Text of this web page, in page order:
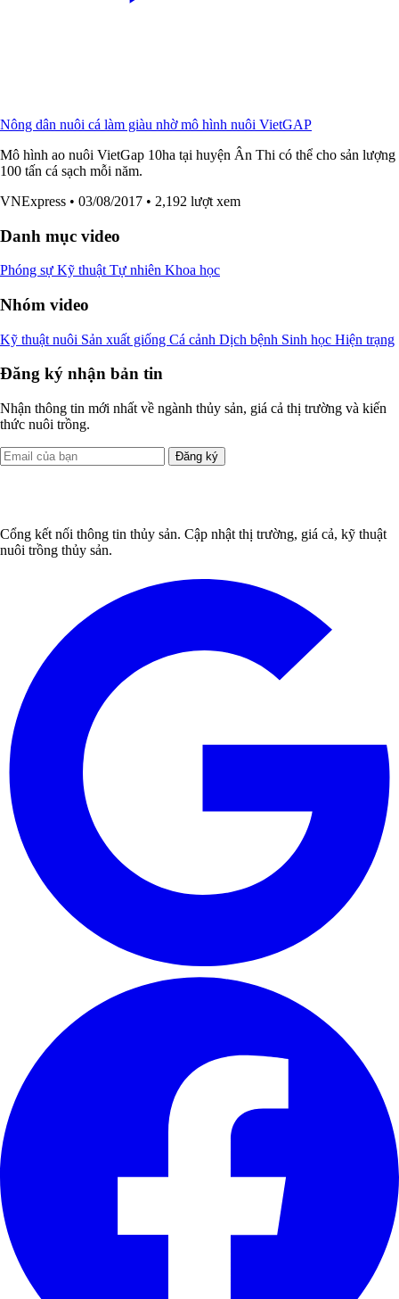
Nông dân nuôi cá làm giàu nhờ mô hình nuôi VietGAP
Mô hình ao nuôi VietGap 10ha tại huyện Ân Thi có thể cho sản lượng
100 tấn cá sạch mỗi năm.
VNExpress • 03/08/2017 • 2,192 lượt xem
Danh mục video
Phóng sự Kỹ thuật Tự nhiên Khoa học
Nhóm video
Kỹ thuật nuôi Sản xuất giống Cá cảnh Dịch bệnh Sinh học Hiện trạng
Đăng ký nhận bản tin
Nhận thông tin mới nhất về ngành thủy sản, giá cả thị trường và kiến
thức nuôi trồng.
Đăng ký
Cổng kết nối thông tin thủy sản. Cập nhật thị trường, giá cả, kỹ thuật
nuôi trồng thủy sản.